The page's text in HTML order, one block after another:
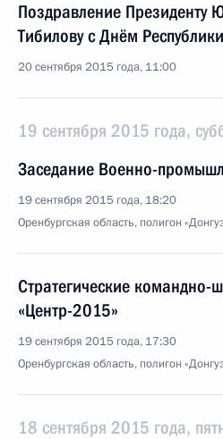
Поздравление Президенту
Тибилову с Днём Республики
20 сентября 2015 года, 11:00
19 сентября 2015 года,
Заседание Военно-
19 сентября 2015 года, 18:20
Оренбургская область, полигон
Стратегические командно-
«Центр-2015»
19 сентября 2015 года, 17:30
Оренбургская область, полигон
18 сентября 2015 года,